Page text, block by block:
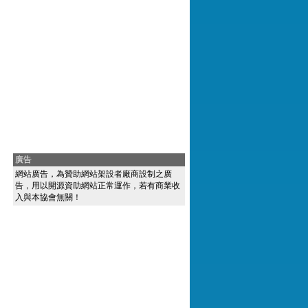
廣告
網站廣告，為贊助網站架設者廠商設制之廣
告，用以開源資助網站正常運作，若有商業收
入與本協會無關！